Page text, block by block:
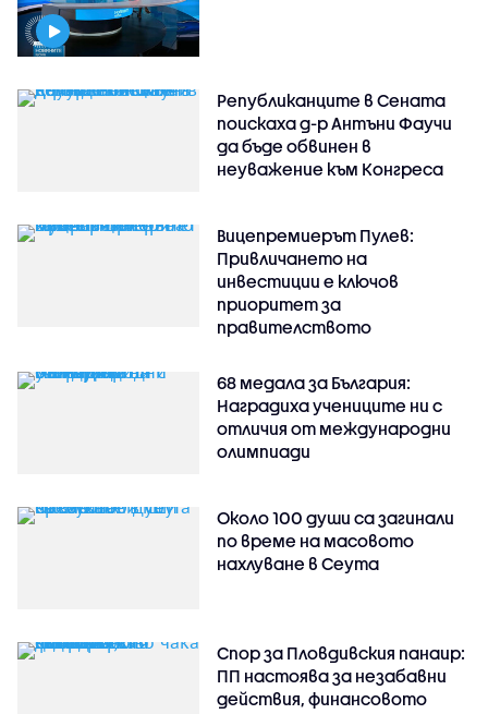
Републиканците в Сената
поискаха д-р Антъни Фаучи
да бъде обвинен в
неуважение към Конгреса
Вицепремиерът Пулев:
Привличането на
инвестиции е ключов
приоритет за
правителството
68 медала за България:
Наградиха учениците ни с
отличия от международни
олимпиади
Около 100 души са загинали
по време на масовото
нахлуване в Сеута
Спор за Пловдивския панаир:
ПП настоява за незабавни
действия, финансовото